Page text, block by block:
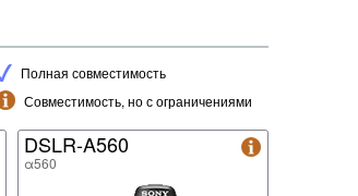
Полная совместимость
Совместимость, но с ограничениями
DSLR-A560
α560